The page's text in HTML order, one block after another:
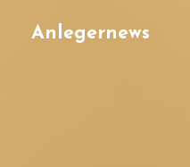
Anlegernews